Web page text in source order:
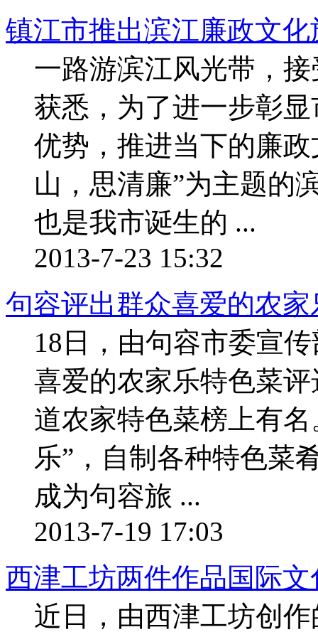
镇江市推出滨江廉政文
一路游滨江风光带，
获悉，为了进一步彰
优势，推进当下的廉
山，思清廉”为主题的
也是我市诞生的 ...
2013-7-23 15:32
句容评出群众喜爱的农
18日，由句容市委宣
喜爱的农家乐特色菜
道农家特色菜榜上有
乐”，自制各种特色菜
成为句容旅 ...
2013-7-19 17:03
西津工坊两件作品国际
近日，由西津工坊创